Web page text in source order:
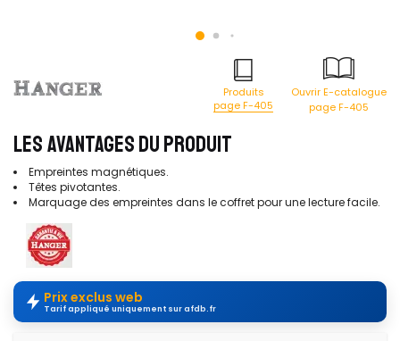
Produits
page F-405
Ouvrir E-catalogue
page F-405
LES AVANTAGES DU PRODUIT
Empreintes magnétiques.
Têtes pivotantes.
Marquage des empreintes dans le coffret pour une lecture facile.
Prix exclus web
Tarif appliqué uniquement sur afdb.fr